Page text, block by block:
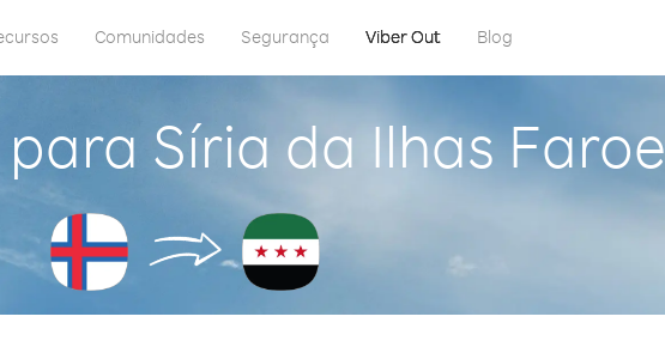
Comunidades Segurança Viber Out Blog
Síria da Ilhas Faroe